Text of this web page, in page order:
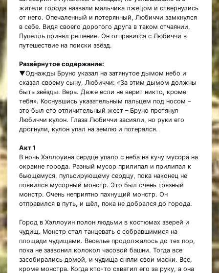
жители города назвали мальчика лжецом и отвернулись
от него. Опечаленный и потерянный, Любиччи замкнулся
в себе. Видя своего дорогого друга в таком отчаянии,
Пупелль принял решение. Он отправится с Любиччи в
путешествие на поиски звёзд.
Развёрнутое содержание:
▼Однажды Бруно указал на затянутое дымом небо и
сказал своему сыну, Любиччи: «За этим дымом должны
быть звёзды. Верь. Даже если не верит никто, кроме
тебя». Коснувшись указательным пальцем под носом –
это был его отличительный жест – Бруно протянул
Любиччи кулон. Глаза Любиччи засияли, но руки его
дрогнули, кулон упал на землю и потерялся.
Акт 1
В ночь Хэллоуина сердце упало с неба на кучу мусора на
окраине города. Разный мусор прилипал и прилипал к
бьющемуся, пульсирующему сердцу, пока наконец не
появился мусорный монстр. Это был очень грязный
монстр. Очень неприятно пахнущий монстр. Он
отправился в путь, и шёл, пока не добрался до города.
Город в Хэллоуин полон людьми в костюмах зверей и
чудищ. Монстр стал танцевать с собравшимися на
площади чудищами. Веселье продолжалось до тех пор,
пока не зазвонил колокол часовой башни. Тогда все
засобирались домой, и чудища сняли свои маски. Все,
кроме монстра. Когда кто-то схватил его за руку, а она